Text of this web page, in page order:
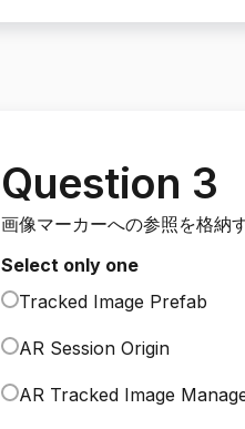
Question 3
画像マーカーへの参照を格納
Select only one
Tracked Image Prefab
AR Session Origin
AR Tracked Image